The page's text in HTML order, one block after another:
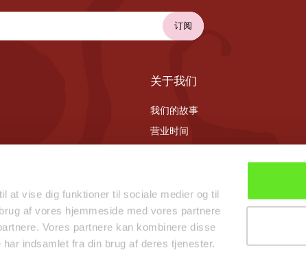
at vise dig funktioner til sociale medier og til
af vores hjemmeside med vores partnere
Vores partnere kan kombinere disse
indsamlet fra din brug af deres tjenester.
关于我们
我们的故事
营业时间